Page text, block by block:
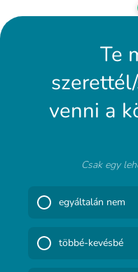
Te
venni a
Csak egy
egyáltalán nem
többé-kevésbé